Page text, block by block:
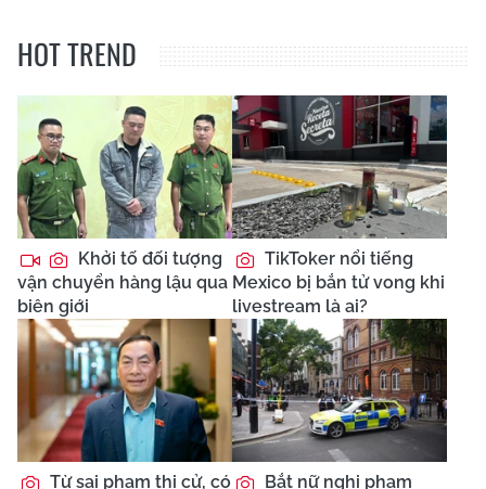
HOT TREND
Khởi tố đối tượng
vận chuyển hàng lậu qua
biên giới
TikToker nổi tiếng
Mexico bị bắn tử vong khi
livestream là ai?
Từ sai phạm thi cử, có
Bắt nữ nghi phạm